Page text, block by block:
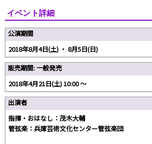
イベント詳細
公演期間
2018年8月4日(土) ・ 8月5日(日)
販売期間: 一般発売
2018年4月21日(土) 10:00 〜
出演者
指揮・おはなし：茂木大輔
管弦楽：兵庫芸術文化センター管弦楽団